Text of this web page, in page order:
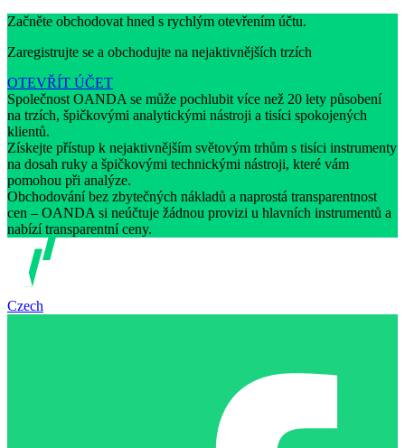
Začněte obchodovat hned s rychlým otevřením účtu.
Zaregistrujte se a obchodujte na nejaktivnějších trzích
OTEVŘÍT ÚČET
Společnost OANDA se může pochlubit více než 20 lety působení
na trzích, špičkovými analytickými nástroji a tisíci spokojených
klientů.
Získejte přístup k nejaktivnějším světovým trhům s tisíci instrumenty
na dosah ruky a špičkovými technickými nástroji, které vám
pomohou při analýze.
Obchodování bez zbytečných nákladů a naprostá transparentnost
cen – OANDA si neúčtuje žádnou provizi u hlavních instrumentů a
nabízí transparentní ceny.
Czech